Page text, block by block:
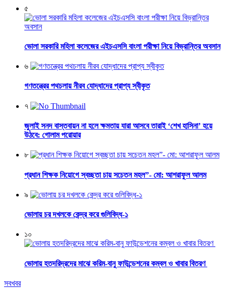
৫
ভোলা সরকারি মহিলা কলেজের এইচএসসি বাংলা পরীক্ষা নিয়ে বিভ্রান্তির অবসান
৬
গণতন্ত্রের পথচলায় নীরব যোদ্ধাদের প্রাপ্য স্বীকৃত
৭
জুলাই সনদ বাস্তবায়ন না হলে ক্ষমতায় যারা আসবে তারাই ‘শেখ হাসিনা’ হয়ে
উঠবে: গোলাম পরোয়ার
৮
প্রধান শিক্ষক নিয়োগে স্বচ্ছতা চায় সচেতন মহল”- মো: আশরাফুল আলম
৯
ভোলায় চর দখলকে কেন্দ্র করে গুলিবিদ্ধ-১
১০
ভোলায় হতদরিদ্রদের মাঝে করিম-বানু ফাউন্ডেশনের কম্বল ও খাবার বিতরণ
সবখবর